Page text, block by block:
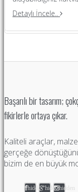
Detaylı İncele..
Başarılı bir tasarım;
fikirlerle ortaya çıkar.
Kaliteli araçlar,
gerçeğe
bizim de en büyük
hidden hiddenhidden